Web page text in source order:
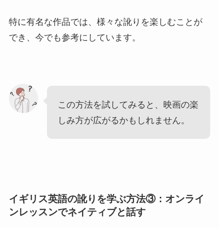
特に有名な作品では、様々な訛りを楽しむことが
でき、今でも参考にしています。
この方法を試してみると、映画の楽
しみ方が広がるかもしれません。
イギリス英語の訛りを学ぶ方法③：オンライ
ンレッスンでネイティブと話す